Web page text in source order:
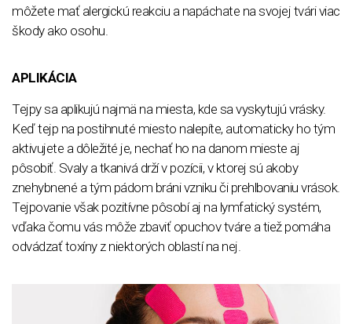
môžete mať alergickú reakciu a napáchate na svojej tvári viac
škody ako osohu.
APLIKÁCIA
Tejpy sa aplikujú najmä na miesta, kde sa vyskytujú vrásky.
Keď tejp na postihnuté miesto nalepíte, automaticky ho tým
aktivujete a dôležité je, nechať ho na danom mieste aj
pôsobiť. Svaly a tkanivá drží v pozícii, v ktorej sú akoby
znehybnené a tým pádom bráni vzniku či prehlbovaniu vrások.
Tejpovanie však pozitívne pôsobí aj na lymfatický systém,
vďaka čomu vás môže zbaviť opuchov tváre a tiež pomáha
odvádzať toxíny z niektorých oblastí na nej.